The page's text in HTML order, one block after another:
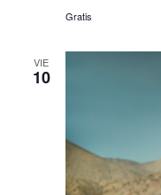
Gratis
VIE
10